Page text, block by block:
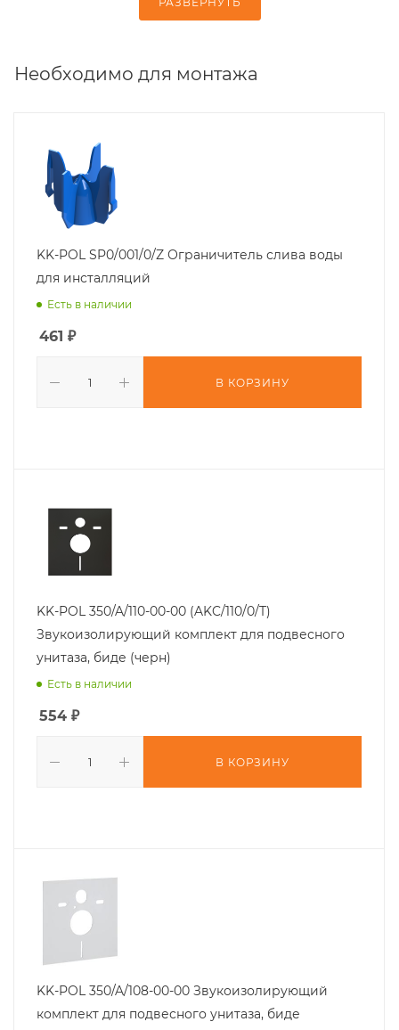
Необходимо для монтажа
KK-POL SP0/001/0/Z Ограничитель слива воды
для инсталляций
Есть в наличии
461 ₽
В КОРЗИНУ
KK-POL 350/A/110-00-00 (AKC/110/0/T)
Звукоизолирующий комплект для подвесного
унитаза, биде (черн)
Есть в наличии
554 ₽
В КОРЗИНУ
KK-POL 350/A/108-00-00 Звукоизолирующий
комплект для подвесного унитаза, биде